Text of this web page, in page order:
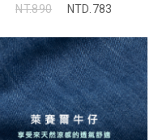
NT.890
NTD.783